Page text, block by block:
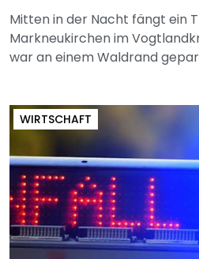
Mitten in der Nacht fängt ein
Markneukirchen im
war an einem Waldrand
WIRTSCHAFT